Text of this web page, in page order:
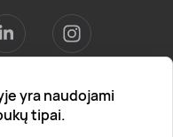
yra naudojami
tipai.